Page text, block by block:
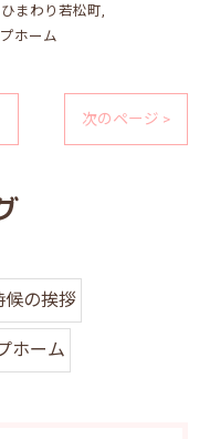
ひまわり若松町
ホーム
次のページ >
候の挨拶
ホーム